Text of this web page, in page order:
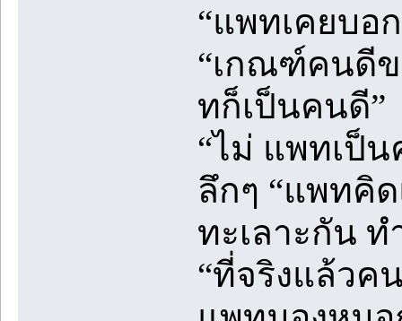
“แพทเคยบอ
“เกณฑ์คนดี
ทก็เป็นคนดี”
“ไม่ แพทเป็
ลึกๆ “แพทคิ
ทะเลาะกัน
“ที่จริงแล้วค